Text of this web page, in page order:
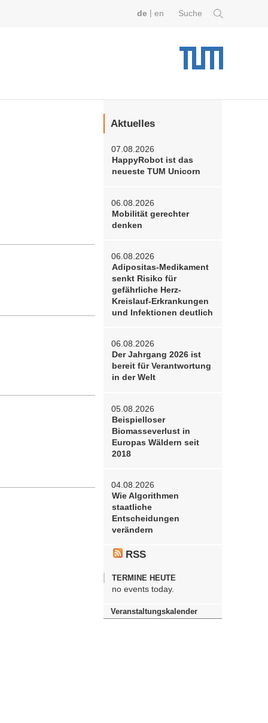
Suche
de en
Aktuelles
07.08.2026
HappyRobot ist das
neueste TUM Unicorn
06.08.2026
Mobilität gerechter
denken
06.08.2026
Adipositas-Medikament
senkt Risiko für
gefährliche Herz-
Kreislauf-Erkrankungen
und Infektionen deutlich
06.08.2026
Der Jahrgang 2026 ist
bereit für Verantwortung
in der Welt
05.08.2026
Beispielloser
Biomasseverlust in
Europas Wäldern seit
2018
04.08.2026
Wie Algorithmen
staatliche
Entscheidungen
verändern
RSS
TERMINE HEUTE
no events today.
Veranstaltungskalender